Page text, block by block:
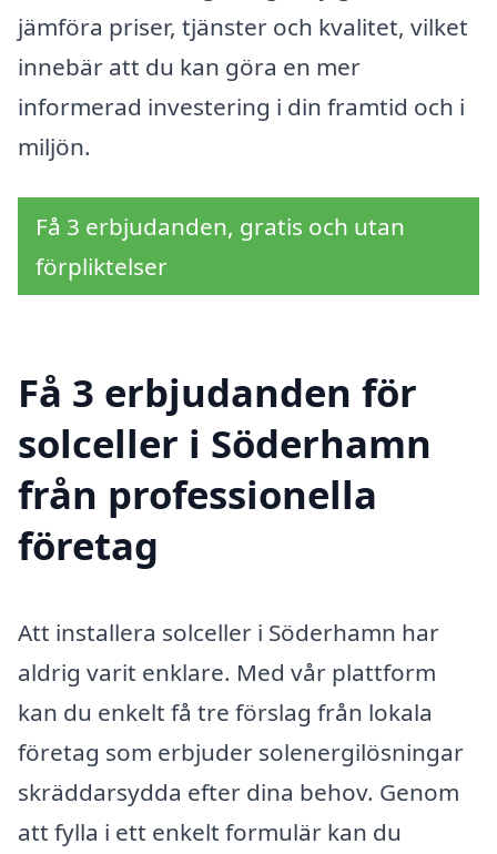
jämföra priser, tjänster och kvalitet, vilket
innebär att du kan göra en mer
informerad investering i din framtid och i
miljön.
Få 3 erbjudanden, gratis och utan
förpliktelser
Få 3 erbjudanden för
solceller i Söderhamn
från professionella
företag
Att installera solceller i Söderhamn har
aldrig varit enklare. Med vår plattform
kan du enkelt få tre förslag från lokala
företag som erbjuder solenergilösningar
skräddarsydda efter dina behov. Genom
att fylla i ett enkelt formulär kan du